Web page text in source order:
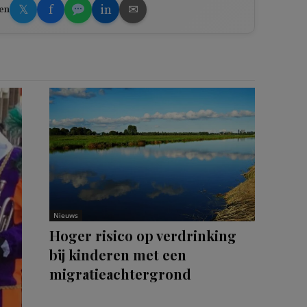
𝕏 f in ✉
Nieuws
Hoger risico op verdrinking
bij kinderen met een
migratieachtergrond